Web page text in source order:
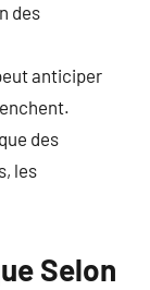
des
anticiper
des
les
Selon